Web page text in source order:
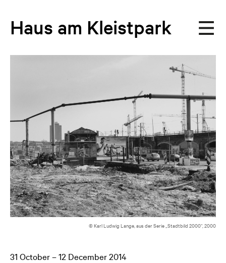
Haus am Kleistpark
© Karl Ludwig Lange, aus der Serie „Stadtbild 2000“, 2000
31 October – 12 December 2014